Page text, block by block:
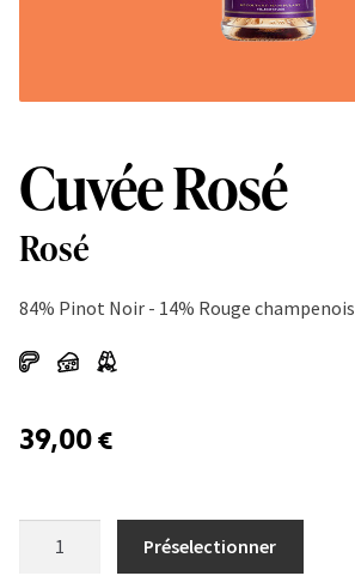
Cuvée Rosé
Rosé
84% Pinot Noir - 14% Rouge champenois
39,00€
Préselectionner